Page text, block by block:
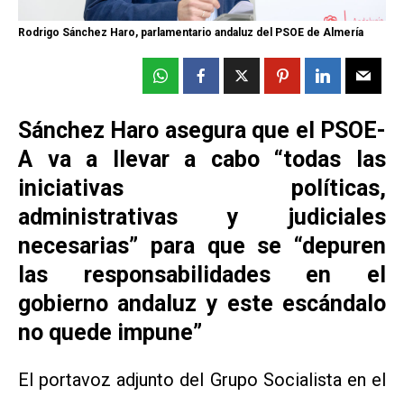
Rodrigo Sánchez Haro, parlamentario andaluz del PSOE de Almería
Sánchez Haro asegura que el PSOE-
A va a llevar a cabo “todas las
iniciativas políticas,
administrativas y judiciales
necesarias” para que se “depuren
las responsabilidades en el
gobierno andaluz y este escándalo
no quede impune”
El portavoz adjunto del Grupo Socialista en el